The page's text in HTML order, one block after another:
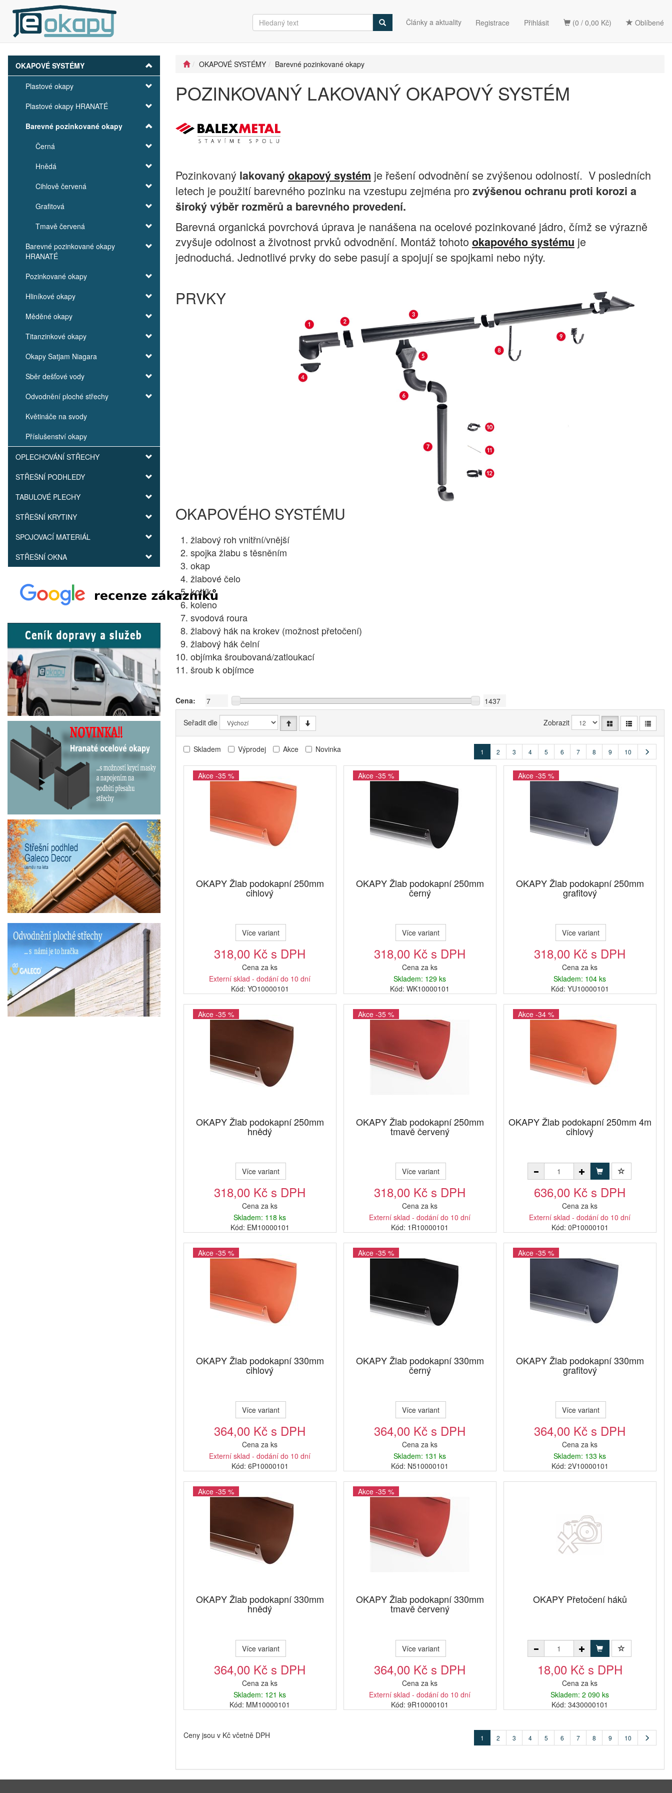
(0 / 0,00 Kč) Oblíbené
Články a aktuality Registrace Přihlásit
OKAPOVÉ SYSTÉMY
Plastové okapy
Plastové okapy HRANATÉ
Barevné pozinkované okapy
Černá
Hnědá
Cihlově červená
Grafitová
Tmavě červená
Barevné pozinkované okapy
HRANATÉ
Pozinkované okapy
Hliníkové okapy
Měděné okapy
Titanzinkové okapy
Okapy Satjam Niagara
Sběr dešťové vody
Odvodnění ploché střechy
Květináče na svody
Příslušenství okapy
OPLECHOVÁNÍ STŘECHY
STŘEŠNÍ PODHLEDY
TABULOVÉ PLECHY
STŘEŠNÍ KRYTINY
SPOJOVACÍ MATERIÁL
STŘEŠNÍ OKNA
OKAPOVÉ SYSTÉMY Barevné pozinkované okapy
POZINKOVANÝ LAKOVANÝ OKAPOVÝ SYSTÉM
Pozinkovaný lakovanýokapový systém je řešení odvodnění se zvýšenou odolností. V posledních
letech je použití barevného pozinku na vzestupu zejména pro zvýšenou ochranu proti korozi a
široký výběr rozměrů a barevného provedení.
Barevná organická povrchová úprava je nanášena na ocelové pozinkované jádro, čímž se výrazně
zvyšuje odolnost a životnost prvků odvodnění. Montáž tohoto okapového systému je
jednoduchá. Jednotlivé prvky do sebe pasují a spojují se spojkami nebo nýty.
PRVKY
OKAPOVÉHO SYSTÉMU
1. žlabový roh vnitřní/vnější
2. spojka žlabu s těsněním
3. okap
4. žlabové čelo
5. kotlík
6. koleno
7. svodová roura
8. žlabový hák na krokev (možnost přetočení)
9. žlabový hák čelní
10. objímka šroubovaná/zatloukací
11. šroub k objímce
Cena:
Seřadit dle Zobrazit
Skladem Výprodej Akce Novinka 1 2 3 4 5 6 7 8 9 10
Akce -35 %
OKAPY Žlab podokapní 250mm
cihlový
Více variant
318,00 Kč s DPH
Cena za ks
Externí sklad - dodání do 10 dní
Kód: YO10000101
Akce -35 %
OKAPY Žlab podokapní 250mm
černý
Více variant
318,00 Kč s DPH
Cena za ks
Skladem: 129 ks
Kód: WK10000101
Akce -35 %
OKAPY Žlab podokapní 250mm
grafitový
Více variant
318,00 Kč s DPH
Cena za ks
Skladem: 104 ks
Kód: YU10000101
Akce -35 %
OKAPY Žlab podokapní 250mm
hnědý
Více variant
318,00 Kč s DPH
Cena za ks
Skladem: 118 ks
Kód: EM10000101
Akce -35 %
OKAPY Žlab podokapní 250mm
tmavě červený
Více variant
318,00 Kč s DPH
Cena za ks
Externí sklad - dodání do 10 dní
Kód: 1R10000101
Akce -34 %
OKAPY Žlab podokapní 250mm 4m
cihlový
636,00 Kč s DPH
Cena za ks
Externí sklad - dodání do 10 dní
Kód: 0P10000101
Akce -35 %
OKAPY Žlab podokapní 330mm
cihlový
Více variant
364,00 Kč s DPH
Cena za ks
Externí sklad - dodání do 10 dní
Kód: 6P10000101
Akce -35 %
OKAPY Žlab podokapní 330mm
černý
Více variant
364,00 Kč s DPH
Cena za ks
Skladem: 131 ks
Kód: N510000101
Akce -35 %
OKAPY Žlab podokapní 330mm
grafitový
Více variant
364,00 Kč s DPH
Cena za ks
Skladem: 133 ks
Kód: 2V10000101
Akce -35 %
OKAPY Žlab podokapní 330mm
hnědý
Více variant
364,00 Kč s DPH
Cena za ks
Skladem: 121 ks
Kód: MM10000101
Akce -35 %
OKAPY Žlab podokapní 330mm
tmavě červený
Více variant
364,00 Kč s DPH
Cena za ks
Externí sklad - dodání do 10 dní
Kód: 9R10000101
OKAPY Přetočení háků
18,00 Kč s DPH
Cena za ks
Skladem: 2 090 ks
Kód: 3430000101
Ceny jsou v Kč včetně DPH 1 2 3 4 5 6 7 8 9 10